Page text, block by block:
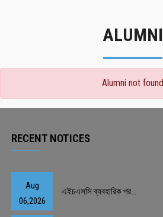
ALUMNI
Alumni not found
RECENT NOTICES
Aug
06,2026
এইচএসসি ব্যবহারিক পর...